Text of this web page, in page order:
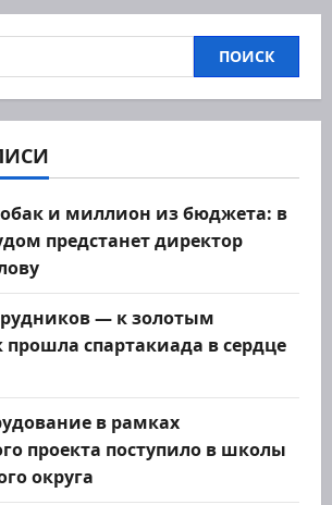
и миллион из бюджета: в
предстанет директор
— к золотым
спартакиада в сердце
в рамках
проекта поступило в школы
округа